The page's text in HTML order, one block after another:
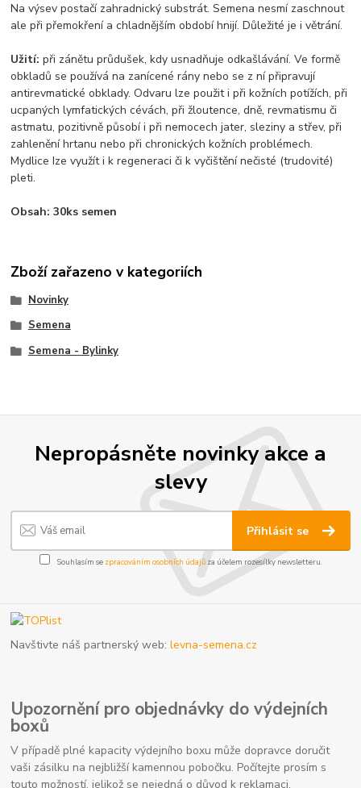
Na výsev postačí zahradnický substrát. Semena nesmí zaschnout
ale při přemokření a chladnějším období hnijí. Důležité je i větrání.
Užití: při zánětu průdušek, kdy usnadňuje odkašlávání. Ve formě
obkladů se používá na zanícené rány nebo se z ní připravují
antirevmatické obklady. Odvaru lze použit i při kožních potížích, při
ucpaných lymfatických cévách, při žloutence, dně, revmatismu či
astmatu, pozitivně působí i při nemocech jater, sleziny a střev, při
zahlenění hrtanu nebo při chronických kožních problémech.
Mydlice Ize využít i k regeneraci či k vyčištění nečisté (trudovité)
pleti.
Obsah: 30ks semen
Zboží zařazeno v kategoriích
Novinky
Semena
Semena - Bylinky
Nepropásněte novinky akce a
slevy
Přihlásit se
Souhlasím se zpracováním osobních údajůza účelem rozesílky newsletteru.
Navštivte náš partnerský web:levna-semena.cz
Upozornění pro objednávky do výdejních
boxů
V případě plné kapacity výdejního boxu může dopravce doručit
vaši zásilku na nejbližší kamennou pobočku. Počítejte prosím s
touto možností, jelikož se nejedná o důvod k reklamaci.